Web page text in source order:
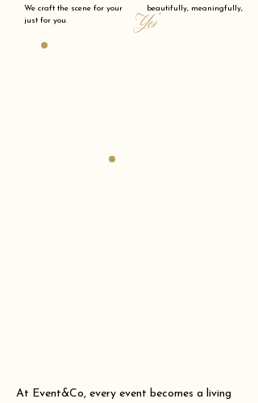
We craft the scene for your beautifully, meaningfully,
just for you.
"Yes"
At Event&Co, every event becomes a living